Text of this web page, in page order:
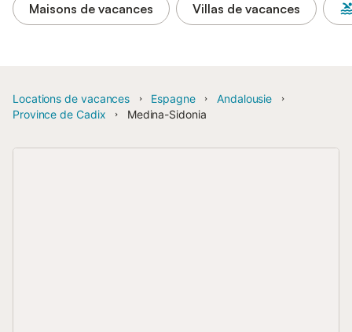
Maisons de vacances Villas de vacances
Locations de vacances Espagne
Andalousie
Province de Cadix
Medina-Sidonia